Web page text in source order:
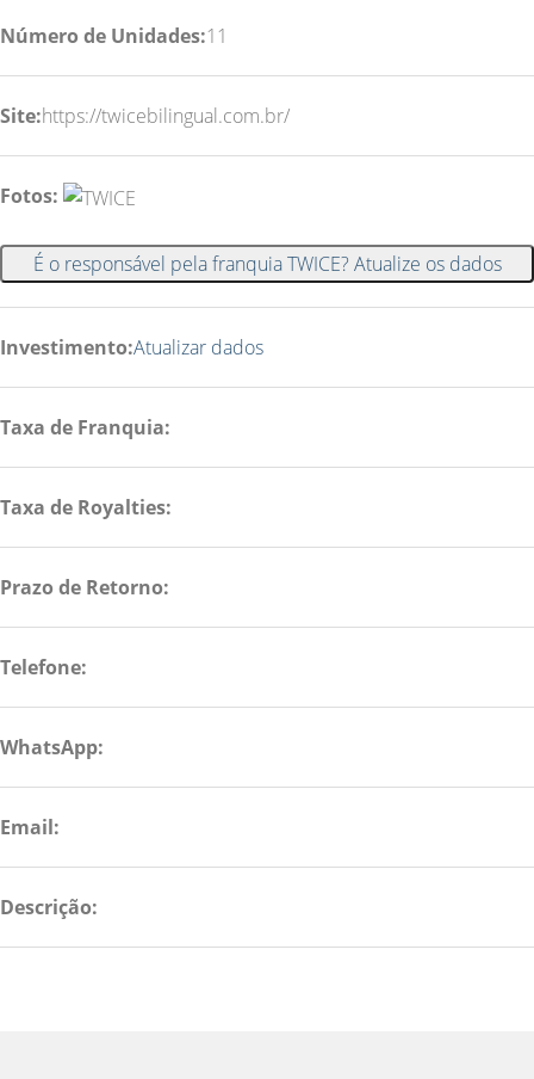
Número de Unidades:11
Site:https://twicebilingual.com.br/
Fotos:
É o responsável pela franquia TWICE? Atualize os dados
Investimento:Atualizar dados
Taxa de Franquia:
Taxa de Royalties:
Prazo de Retorno:
Telefone:
WhatsApp:
Email:
Descrição: